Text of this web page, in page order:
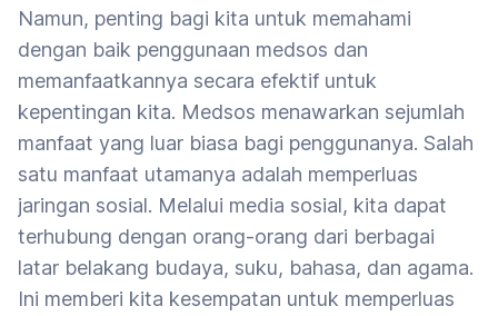
Namun, penting bagi kita untuk memahami
dengan baik penggunaan medsos dan
memanfaatkannya secara efektif untuk
kepentingan kita. Medsos menawarkan sejumlah
manfaat yang luar biasa bagi penggunanya. Salah
satu manfaat utamanya adalah memperluas
jaringan sosial. Melalui media sosial, kita dapat
terhubung dengan orang-orang dari berbagai
latar belakang budaya, suku, bahasa, dan agama.
Ini memberi kita kesempatan untuk memperluas